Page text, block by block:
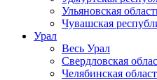
Ульяновская
Чувашская
Урал
Весь Урал
Свердловская
Челябинская